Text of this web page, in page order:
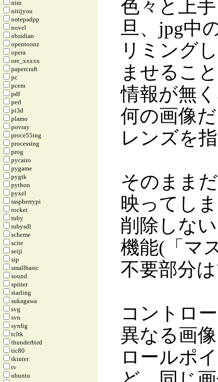
色々と上
旦、jpg中
リミング
ませるこ
情報が無
何の画像
レンズを
そのまま
映ってし
削除しな
機能(「マ
不要部分
コントロ
異なる画
ロールポ
nim
nitijyou
notepadpp
novel
obsidian
opentoonz
opera
ore_xxxxx
papercraft
pc
pcem
pdf
perl
pi3d
plamo
povray
proce55ing
processing
prog
pycairo
pygame
pygtk
python
pyxel
raspberrypi
rocket
ruby
rubysdl
scheme
scite
seiji
sip
smallbasic
sound
spriter
starling
sukagawa
svg
svn
synfig
tcltk
thunderbird
tic80
tkinter
tv
ubuntu